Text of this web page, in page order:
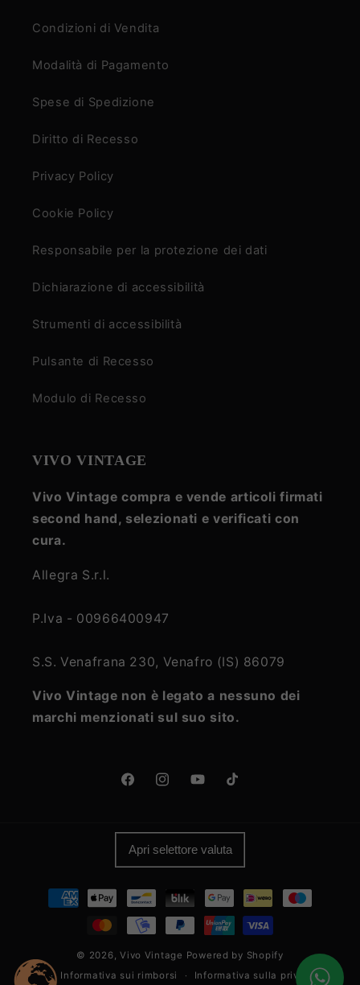
Condizioni di Vendita
Modalità di Pagamento
Spese di Spedizione
Diritto di Recesso
Privacy Policy
Cookie Policy
Responsabile per la protezione dei dati
Dichiarazione di accessibilità
Strumenti di accessibilità
Pulsante di Recesso
Modulo di Recesso
VIVO VINTAGE
Vivo Vintage compra e vende articoli firmati
second hand, selezionati e verificati con
cura.
Allegra S.r.l.
P.Iva - 00966400947
S.S. Venafrana 230, Venafro (IS) 86079
Vivo Vintage non è legato a nessuno dei
marchi menzionati sul suo sito.
FacebookInstagramYouTubeTikTok
Apri selettore valuta
Metodi
pagamento
© 2026,Vivo Vintage Powered by Shopify
Informativa sui rimborsi
Informativa sulla privacy